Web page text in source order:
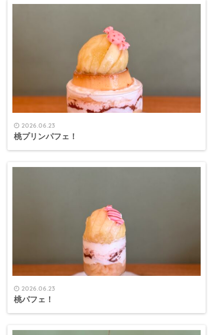
2026.06.23
桃プリンパフェ！
2026.06.23
桃パフェ！